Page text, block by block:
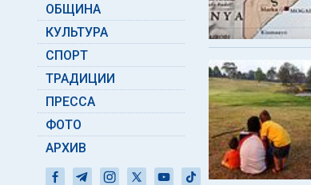
ОБЩИНА
КУЛЬТУРА
СПОРТ
ТРАДИЦИИ
ПРЕССА
ФОТО
АРХИВ